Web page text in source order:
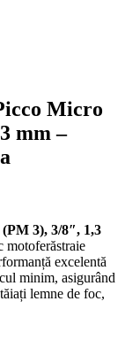
Micro
mm –
3), 3/8″, 1,3
motoferăstraie
excelentă
minim, asigurând
lemne de foc,